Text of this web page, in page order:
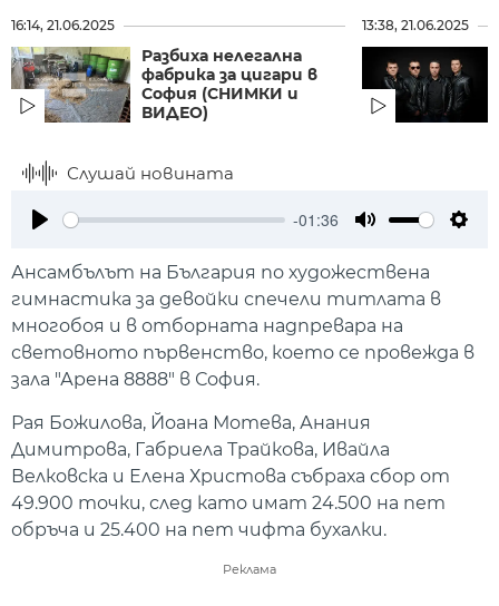
16:14, 21.06.2025
Разбиха нелегална
фабрика за цигари в
София (СНИМКИ и
ВИДЕО)
13:38, 21.06.2025
Слушай новината
-01:36
Ансамбълът на България по художествена
гимнастика за девойки спечели титлата в
многобоя и в отборната надпревара на
световното първенство, което се провежда в
зала "Арена 8888" в София.
Рая Божилова, Йоана Мотева, Анания
Димитрова, Габриела Трайкова, Ивайла
Велковска и Елена Христова събраха сбор от
49.900 точки, след като имат 24.500 на пет
обръча и 25.400 на пет чифта бухалки.
Реклама